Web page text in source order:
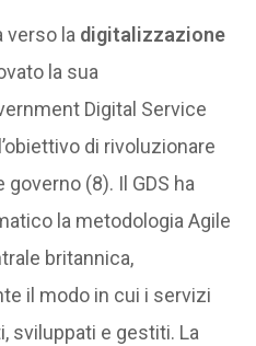
verso la digitalizzazione
la sua
Digital Service
di rivoluzionare
governo (8). Il GDS ha
la metodologia Agile
britannica,
il modo in cui i servizi
sviluppati e gestiti. La